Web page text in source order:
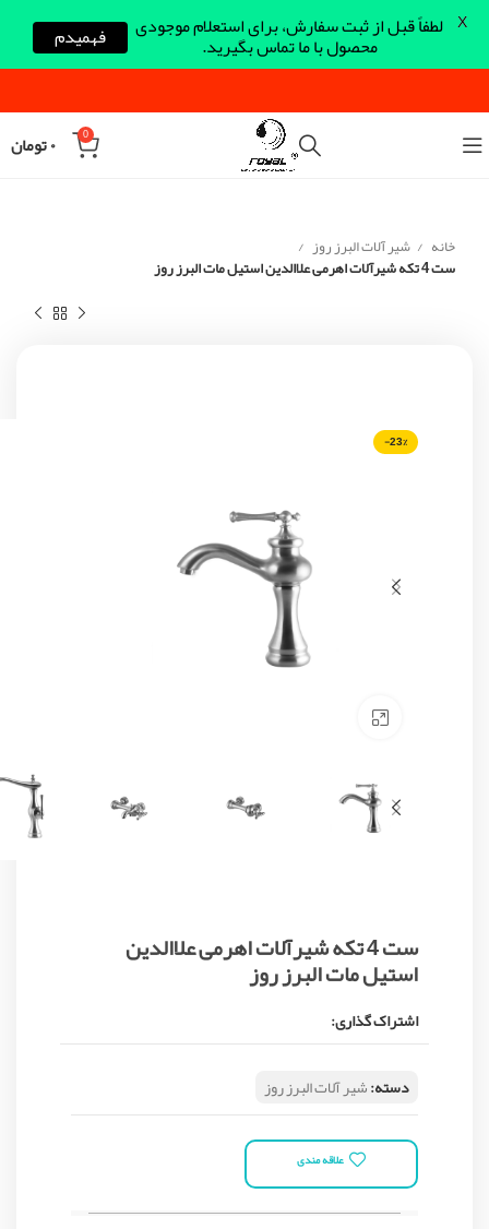
0 ۰تومان
خانه شیر آلات البرز روز
ست 4 تکه شیرآلات اهرمی علاالدین استیل مات البرز روز
-23%
ست 4 تکه شیرآلات اهرمی علاالدین
استیل مات البرز روز
اشتراک گذاری:
دسته:شیر آلات البرز روز
علاقه مندی
لطفاً قبل از ثبت سفارش، برای استعلام موجودی
محصول با ما تماس بگیرید. فهمیدم X